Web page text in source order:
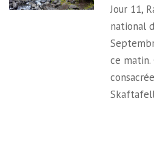
Jour 11,
national
ce